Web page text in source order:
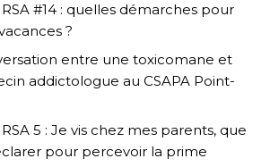
#14 : quelles démarches pour
?
entre une toxicomane et
addictologue au CSAPA Point-
5 : Je vis chez mes parents, que
pour percevoir la prime